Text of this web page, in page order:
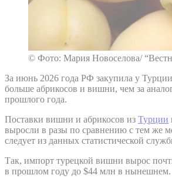
© Фото: Мария Новоселова/
За июнь 2026 года РФ закупила у Турции
больше абрикосов и вишни, чем за
прошлого года.
Поставки вишни и абрикосов из Турции
выросли в разы по сравнению с тем же
следует из данных статистической
Так, импорт турецкой вишни вырос
в прошлом году до $44 млн в нынешнем.